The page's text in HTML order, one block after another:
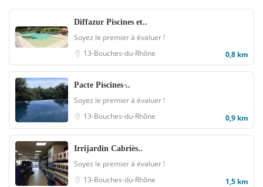
Diffazur Piscines et..
Soyez le premier à évaluer !
13-Bouches-du-Rhône
0,8 km
Pacte Piscines ̵..
Soyez le premier à évaluer !
13-Bouches-du-Rhône
0,9 km
Irrijardin Cabriès..
Soyez le premier à évaluer !
13-Bouches-du-Rhône
1,5 km